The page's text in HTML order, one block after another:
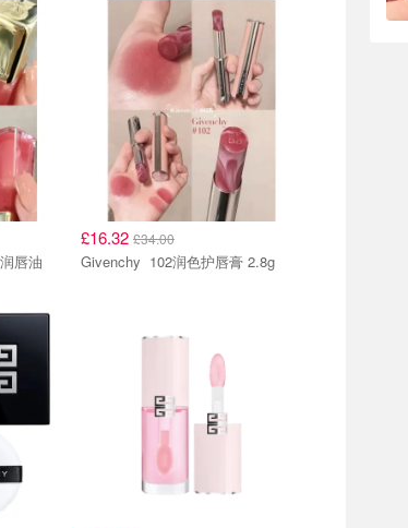
润唇油
£16.32 £34.00
Givenchy 102润色护唇膏 2.8g